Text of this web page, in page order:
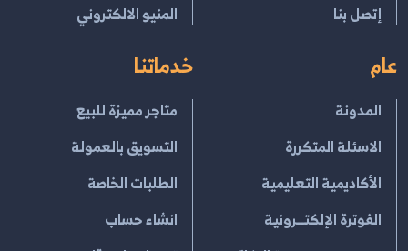
إتصل بنا
المنيو الالكتروني
عام
المدونة
الاسئلة المتكررة
الأكاديمية التعليمية
الفوترة الإلكتــرونية
خدماتنا
متاجر مميزة للبيع
التسويق بالعمولة
الطلبات الخاصة
انشاء حساب